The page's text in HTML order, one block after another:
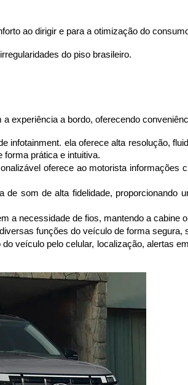
ao dirigir e para a otimização do
do piso brasileiro.
experiência a bordo, oferecendo
infotainment. ela oferece alta resolução,
forma prática e intuitiva.
oferece ao motorista informações
som de alta fidelidade, proporcionando
a necessidade de fios, mantendo a cabine
funções do veículo de forma segura,
veículo pelo celular, localização, alertas